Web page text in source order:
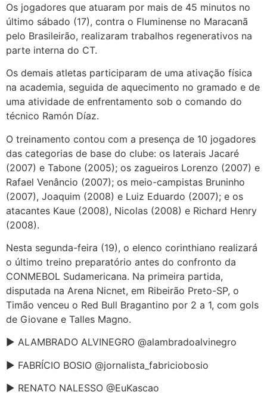
Os jogadores que atuaram por mais de 45 minutos no
último sábado (17), contra o Fluminense no Maracanã
pelo Brasileirão, realizaram trabalhos regenerativos na
parte interna do CT.
Os demais atletas participaram de uma ativação física
na academia, seguida de aquecimento no gramado e de
uma atividade de enfrentamento sob o comando do
técnico Ramón Díaz.
O treinamento contou com a presença de 10 jogadores
das categorias de base do clube: os laterais Jacaré
(2007) e Tabone (2005); os zagueiros Lorenzo (2007) e
Rafael Venâncio (2007); os meio-campistas Bruninho
(2007), Joaquim (2008) e Luiz Eduardo (2007); e os
atacantes Kaue (2008), Nicolas (2008) e Richard Henry
(2008).
Nesta segunda-feira (19), o elenco corinthiano realizará
o último treino preparatório antes do confronto da
CONMEBOL Sudamericana. Na primeira partida,
disputada na Arena Nicnet, em Ribeirão Preto-SP, o
Timão venceu o Red Bull Bragantino por 2 a 1, com gols
de Giovane e Talles Magno.
► ALAMBRADO ALVINEGRO @alambradoalvinegro
► FABRÍCIO BOSIO @jornalista_fabriciobosio
► RENATO NALESSO @EuKascao